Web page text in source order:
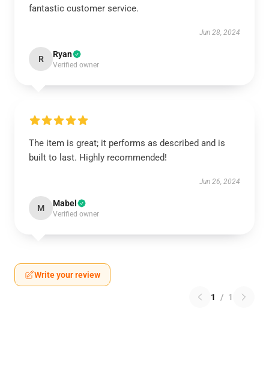
fantastic customer service.
Jun 28, 2024
R Ryan
Verified owner
The item is great; it performs as described and is
built to last. Highly recommended!
Jun 26, 2024
M Mabel
Verified owner
Write your review
1 / 1